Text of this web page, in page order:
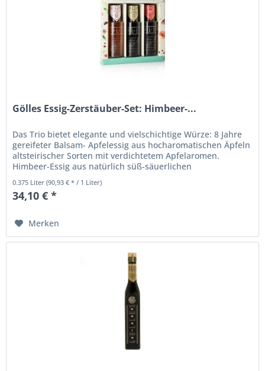
Gölles Essig-Zerstäuber-Set: Himbeer-...
Das Trio bietet elegante und vielschichtige Würze: 8 Jahre
gereifeter Balsam- Apfelessig aus hocharomatischen Äpfeln
altsteirischer Sorten mit verdichtetem Apfelaromen.
Himbeer-Essig aus natürlich süß-säuerlichen
0.375 Liter(90,93 € * / 1 Liter)
34,10 € *
Merken